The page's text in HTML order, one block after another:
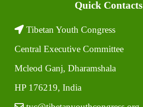
Quick Contacts
Tibetan Youth Congress
Central Executive Committee
Mcleod Ganj, Dharamshala
HP 176219, India